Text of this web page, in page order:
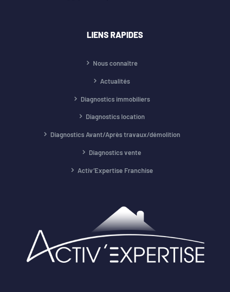
LIENS RAPIDES
Nous connaître
Actualités
Diagnostics immobiliers
Diagnostics location
Diagnostics Avant/Après travaux/démolition
Diagnostics vente
Activ’Expertise Franchise